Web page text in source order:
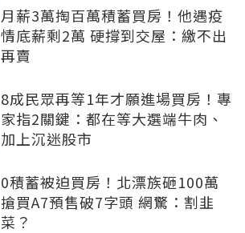
月薪3萬掏百萬積蓄買房！他遇疫
情底薪剩2萬 硬撐到交屋：繳不出
再賣
8成民眾再等1年才願進場買房！專
家指2關鍵：都在等大選端牛肉、
加上沉迷股市
0積蓄被迫買房！北漂族砸100萬
搶買A7預售破7字頭 網驚：割韭
菜？